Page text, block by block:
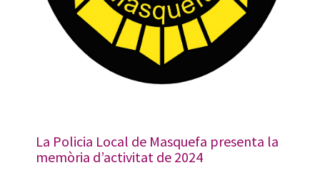
La Policia Local de Masquefa presenta la
memòria d’activitat de 2024